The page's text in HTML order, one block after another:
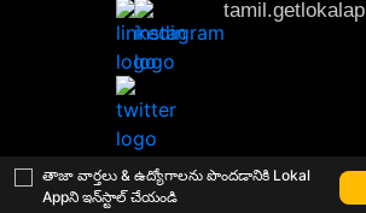
తాజా వార్తలు & ఉద్యోగాలను పొందడానికి Lokal
Appని ఇన్‌స్టాల్ చేయండిThis material may not be published, transmitted, rewritten or redistributed. © 2020 Lokal App. All rights